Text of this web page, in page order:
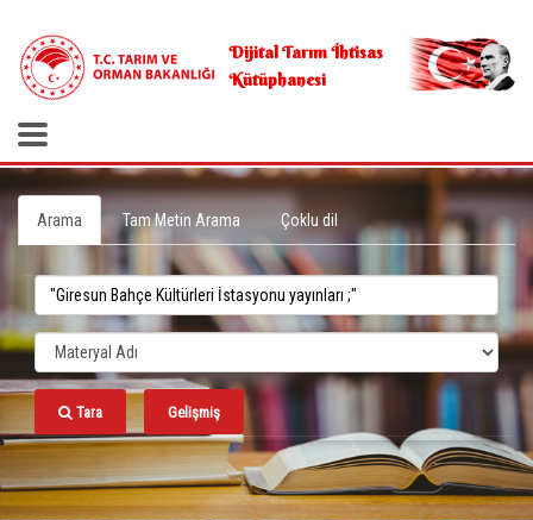
Dijital Tarım İhtisas
Kütüphanesi
Arama Tam Metin Arama Çoklu dil
Tara Gelişmiş